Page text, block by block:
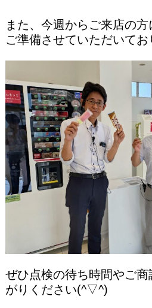
また、今週からご来店の方
ご準備させていただいてお
ぜひ点検の待ち時間やご
がりください(^▽^)